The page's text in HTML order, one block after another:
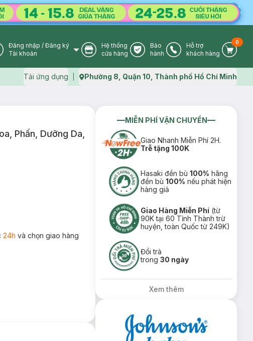
User Icon
Đăng nhập / Đăng ký
Tài khoản
Store Icon
Hệ thống
cửa hàng
Warranty Icon
Bảo
hành
Phone Icon
Hỗ trợ
khách hàng
Cart
0
Tải ứng dụng Map icon
Phường 8, Quận 10, Thành phố Hồ Chí Minh
Phấn, Dưỡng Da,
24h và chọn giao hàng
MIỄN PHÍ VẬN CHUYỂN
Giao Nhanh Miễn Phí 2H.
Trễ tặng 100K
Hasaki đền bù100% hãng
đền bù100% nếu phát hiện
hàng giả
Giao Hàng Miễn Phí (từ
90K tại 60 Tỉnh Thành trừ
huyện, toàn Quốc từ 249K)
Đổi trả
trong30 ngày
Xem thêm